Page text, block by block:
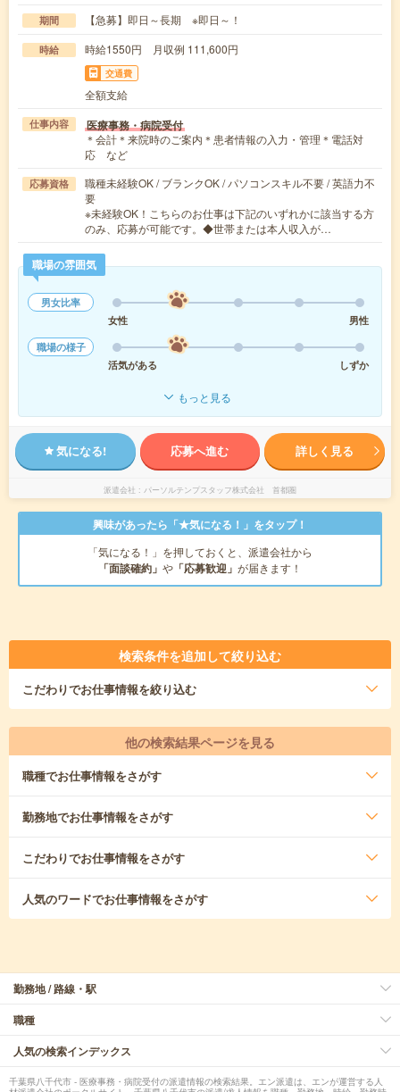
期間 【急募】即日～長期 ※即日～！
時給 時給1550円 月収例 111,600円
交通費
全額支給
仕事内容 医療事務・病院受付
＊会計＊来院時のご案内＊患者情報の入力・管理＊電話対
応 など
応募資格
職種未経験OK / ブランクOK / パソコンスキル不要 / 英語力不
要
※未経験OK！こちらのお仕事は下記のいずれかに該当する方
のみ、応募が可能です。◆世帯または本人収入が…
職場の雰囲気
男女比率
女性
男性
職場の様子
活気がある
しずか
もっと見る
気になる! 応募へ進む 詳しく見る
派遣会社 パーソルテンプスタッフ株式会社 首都圏
興味があったら「★気になる！」をタップ！
「気になる！」を押しておくと、派遣会社から
「面談確約」 や 「応募歓迎」 が届きます！
検索条件を追加して絞り込む
こだわりでお仕事情報を絞り込む
他の検索結果ページを見る
職種でお仕事情報をさがす
勤務地でお仕事情報をさがす
こだわりでお仕事情報をさがす
人気のワードでお仕事情報をさがす
勤務地 / 路線・駅
職種
人気の検索インデックス
千葉県八千代市 - 医療事務・病院受付の派遣情報の検索結果。エン派遣は、エンが運営する人